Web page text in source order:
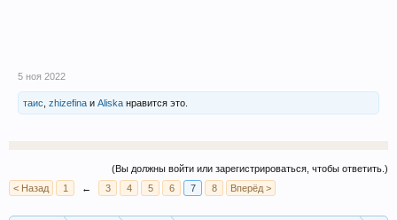
5 ноя 2022
таис zhizefina и Aliska нравится это.
(Вы должны войти или зарегистрироваться, чтобы ответить.)
< Назад
1 ← 3 4 5 6 7 8 Вперёд >